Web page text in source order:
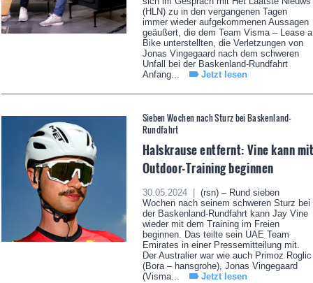
(HLN) zu in den vergangenen Tagen
immer wieder aufgekommenen Aussagen
geäußert, die dem Team Visma – Lease a
Bike unterstellten, die Verletzungen von
Jonas Vingegaard nach dem schweren
Unfall bei der Baskenland-Rundfahrt
Anfang...
Jetzt lesen
Sieben Wochen nach Sturz bei Baskenland-
Rundfahrt
Halskrause entfernt: Vine kann
Outdoor-Training beginnen
30.05.2024 |
(rsn) – Rund sieben
Wochen nach seinem schweren Sturz bei
der Baskenland-Rundfahrt kann Jay Vine
wieder mit dem Training im Freien
beginnen. Das teilte sein UAE Team
Emirates in einer Pressemitteilung mit.
Der Australier war wie auch Primoz Roglic
(Bora – hansgrohe), Jonas Vingegaard
(Visma...
Jetzt lesen